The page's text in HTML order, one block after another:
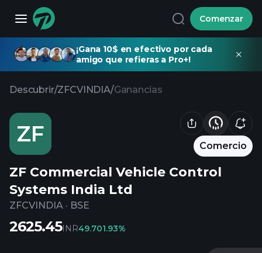
Comenzar
¡Gana 10$ en efectivo por cada
amigo que refieras a Pro+!
Descubrir/ZFCVINDIA/Ganancias
ZF Comercio
ZF Commercial Vehicle Control
Systems India Ltd
ZFCVINDIA · BSE
2625.45INR49.701.93%